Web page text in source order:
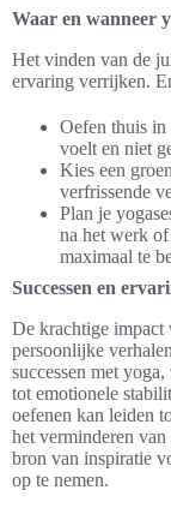
Waar en wanneer
Het vinden van de
ervaring verrijken.
Oefen thuis in
voelt en niet
Kies een
verfrissende
Plan je
na het werk
maximaal te
Successen en
De krachtige impact
persoonlijke
successen met
tot emotionele
oefenen kan leiden
het verminderen van
bron van inspiratie
op te nemen.